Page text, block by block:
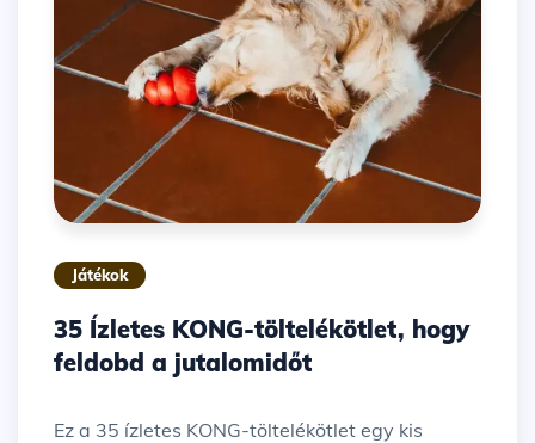
Játékok
35 Ízletes KONG-töltelékötlet, hogy
feldobd a jutalomidőt
Ez a 35 ízletes KONG-töltelékötlet egy kis